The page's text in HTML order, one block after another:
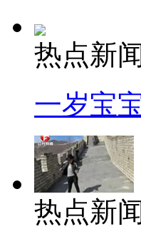
热点新
一岁宝
热点新